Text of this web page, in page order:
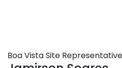
Boa Vista Site